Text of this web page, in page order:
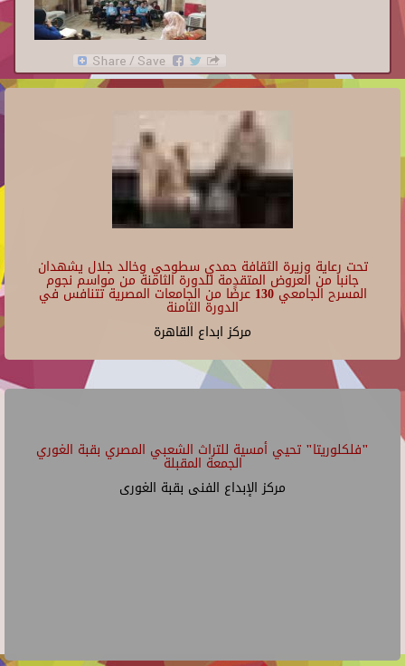
تحت رعاية وزيرة الثقافة حمدي سطوحي وخالد جلال يشهدان
جانبا من العروض المتقدمة للدورة الثامنة من مواسم نجوم
المسرح الجامعي 130 عرضًا من الجامعات المصرية تتنافس في
الدورة الثامنة
مركز ابداع القاهرة
"فلكلوريتا" تحيي أمسية للتراث الشعبي المصري بقبة الغوري
الجمعة المقبلة
مركز الإبداع الفنى بقبة الغورى